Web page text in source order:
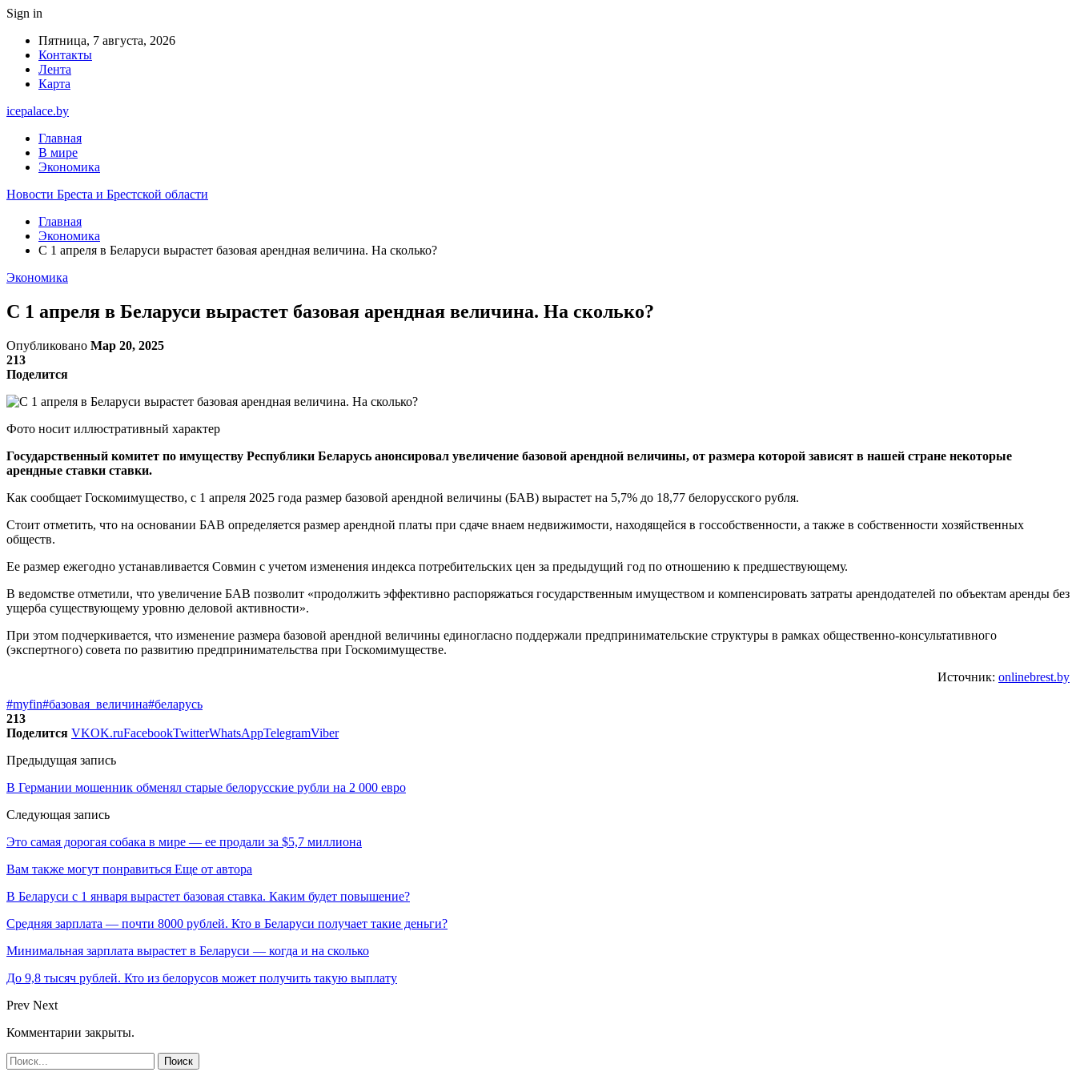
Sign in
Пятница, 7 августа, 2026
Контакты
Лента
Карта
icepalace.by
Главная
В мире
Экономика
Новости Бреста и Брестской области
Главная
Экономика
С 1 апреля в Беларуси вырастет базовая арендная величина. На сколько?
Экономика
С 1 апреля в Беларуси вырастет базовая арендная величина. На сколько?
Опубликовано Мар 20, 2025
213
Поделится
Фото носит иллюстративный характер
Государственный комитет по имуществу Республики Беларусь анонсировал увеличение базовой арендной величины, от размера которой зависят в нашей стране некоторые
арендные ставки ставки.
Как сообщает Госкомимущество, с 1 апреля 2025 года размер базовой арендной величины (БАВ) вырастет на 5,7% до 18,77 белорусского рубля.
Стоит отметить, что на основании БАВ определяется размер арендной платы при сдаче внаем недвижимости, находящейся в госсобственности, а также в собственности хозяйственных
обществ.
Ее размер ежегодно устанавливается Совмин с учетом изменения индекса потребительских цен за предыдущий год по отношению к предшествующему.
В ведомстве отметили, что увеличение БАВ позволит «продолжить эффективно распоряжаться государственным имуществом и компенсировать затраты арендодателей по объектам аренды без
ущерба существующему уровню деловой активности».
При этом подчеркивается, что изменение размера базовой арендной величины единогласно поддержали предпринимательские структуры в рамках общественно-консультативного
(экспертного) совета по развитию предпринимательства при Госкомимуществе.
Источник: onlinebrest.by
#myfin#базовая_величина#беларусь
213
Поделится VKOK.ruFacebookTwitterWhatsAppTelegramViber
Предыдущая запись
В Германии мошенник обменял старые белорусские рубли на 2 000 евро
Следующая запись
Это самая дорогая собака в мире — ее продали за $5,7 миллиона
Вам также могут понравиться Еще от автора
В Беларуси с 1 января вырастет базовая ставка. Каким будет повышение?
Средняя зарплата — почти 8000 рублей. Кто в Беларуси получает такие деньги?
Минимальная зарплата вырастет в Беларуси — когда и на сколько
До 9,8 тысяч рублей. Кто из белорусов может получить такую выплату
Prev Next
Комментарии закрыты.